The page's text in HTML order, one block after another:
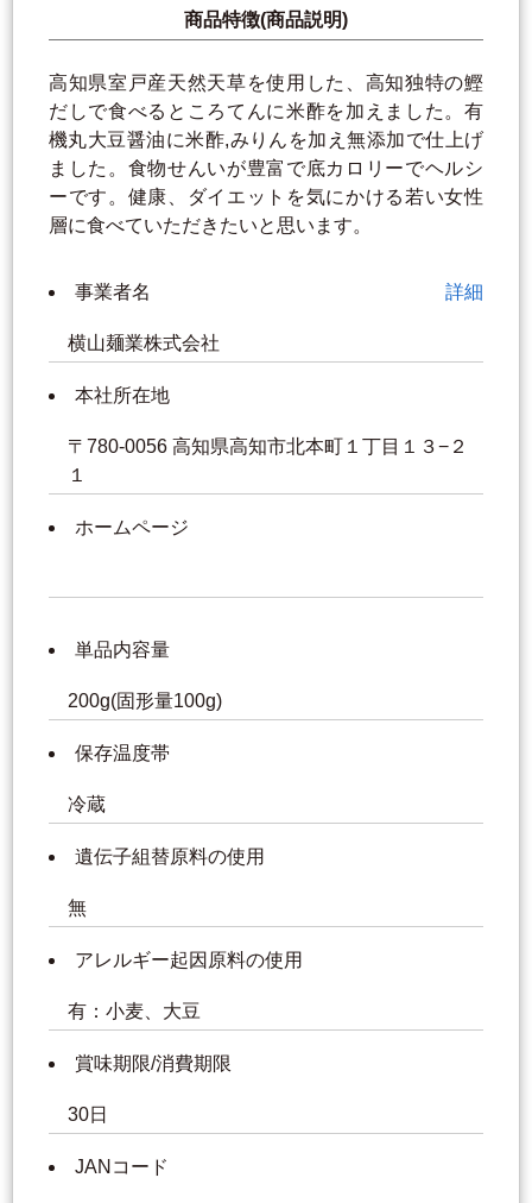
商品特徴(商品説明)
高知県室戸産天然天草を使用した、高知独特の鰹
だしで食べるところてんに米酢を加えました。有
機丸大豆醤油に米酢,みりんを加え無添加で仕上げ
ました。食物せんいが豊富で底カロリーでヘルシ
ーです。健康、ダイエットを気にかける若い女性
層に食べていただきたいと思います。
事業者名 詳細
横山麺業株式会社
本社所在地
〒780-0056 高知県高知市北本町１丁目１３−２
１
ホームページ
単品内容量
200g(固形量100g)
保存温度帯
冷蔵
遺伝子組替原料の使用
無
アレルギー起因原料の使用
有：小麦、大豆
賞味期限/消費期限
30日
JANコード